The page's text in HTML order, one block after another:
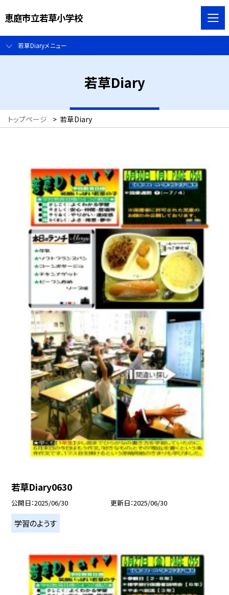
恵庭市立若草小学校
若草Diaryメニュー
若草Diary
トップページ > 若草Diary
若草Diary0630
公開日 2025/06/30 更新日 2025/06/30
学習のようす